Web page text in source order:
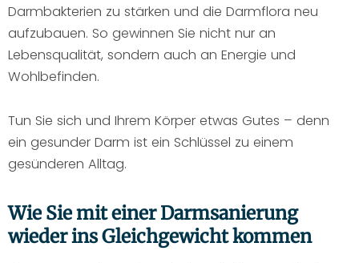
Darmbakterien zu stärken und die Darmflora neu
aufzubauen. So gewinnen Sie nicht nur an
Lebensqualität, sondern auch an Energie und
Wohlbefinden.
Tun Sie sich und Ihrem Körper etwas Gutes – denn
ein gesunder Darm ist ein Schlüssel zu einem
gesünderen Alltag.
Wie Sie mit einer Darmsanierung
wieder ins Gleichgewicht kommen